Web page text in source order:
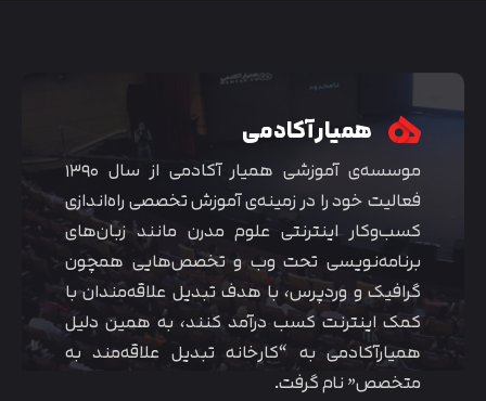
همیار آکادمی
موسسه‌ی آموزشی همیار آکادمی از سال ۱۳۹۰
فعالیت خود را در زمینه‌ی آموزش تخصصی راه‌اندازی
کسب‌و‌کار اینترنتی علوم مدرن مانند زبان‌های
برنامه‌نویسی تحت وب و تخصص‌هایی همچون
گرافیک و وردپرس، با هدف تبدیل علاقه‌مندان با
کمک اینترنت کسب درآمد کنند، به همین دلیل
همیارآکادمی به “کارخانه تبدیل علاقه‌مند به
متخصص” نام گرفت.